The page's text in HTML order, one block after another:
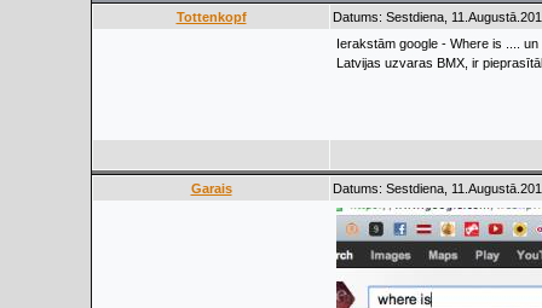
Tottenkopf
Datums: Sestdiena,
Ierakstām google - Where is ....
Latvijas uzvaras BMX, ir
Garais Datums: Sestdiena,